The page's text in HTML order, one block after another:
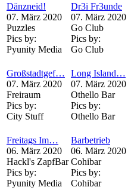
Dänzneid!
07. März 2020
Puzzles
Pics by:
Pyunity Media
Dr3i Fr3unde
07. März 2020
Go Club
Pics by:
Go Club
Großstadtgef…
07. März 2020
Freiraum
Pics by:
City Stuff
Long Island…
07. März 2020
Othello Bar
Pics by:
Othello Bar
Freitags Im…
06. März 2020
Hackl's ZapfBar
Pics by:
Pyunity Media
Barbetrieb
06. März 2020
Cohibar
Pics by:
Cohibar